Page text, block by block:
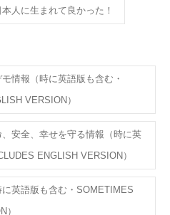
人に生まれて良かった！
情報（時に英語版も含む・
VERSION）
安全、幸せを守る情報（時に英
ENGLISH VERSION）
英語版も含む・SOMETIMES
）